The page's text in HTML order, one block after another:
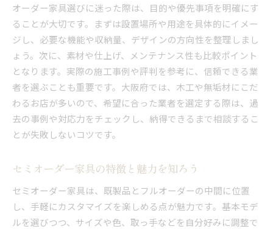
オーダー家具選びに迷った際は、目的や優先事項を明確にす
ることが大切です。まずは設置場所や用途を具体的にイメー
ジし、必要な機能や収納量、デザインの方向性を整理しまし
ょう。次に、素材や仕上げ、メンテナンス性も比較ポイント
となります。実際の施工事例や評判を参考に、信頼できる業
者を選ぶことも重要です。大阪府では、木工や無垢材にこだ
わるお店が多いので、希望に合った業者を選定する際は、過
去の事例や対応力をチェックし、納得できるまで相談するこ
とが失敗しないコツです。
セミオーダー家具の特徴と魅力を知ろう
セミオーダー家具は、既製品とフルオーダーの中間に位置
し、手軽にカスタマイズを楽しめる点が魅力です。基本モデ
ルを選びつつ、サイズや色、取っ手などを自分好みに調整で